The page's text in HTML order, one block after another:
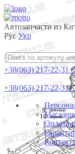
Автозапчасти из
Рус Укр
+38(063) 217-22-31
+38(063) 217-22-31
Оплата
9
10
черный
бежевый